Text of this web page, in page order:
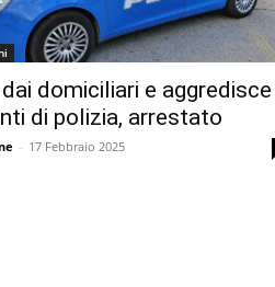
dai domiciliari e aggredisce
di polizia, arrestato
- 17 Febbraio 2025